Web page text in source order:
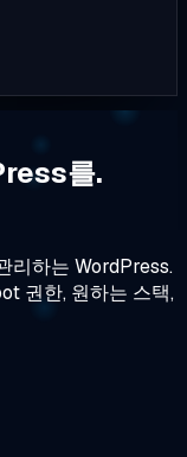
를.
리하는 WordPress.
권한, 원하는 스택,